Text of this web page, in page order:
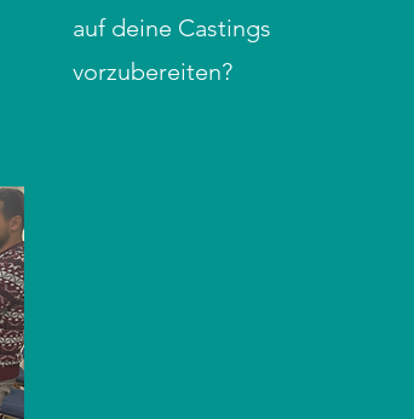
auf deine Castings
vorzubereiten?